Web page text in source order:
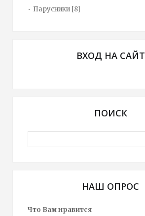
Парусники [8]
ВХОД НА САЙТ
ПОИСК
НАШ ОПРОС
Что Вам нравится